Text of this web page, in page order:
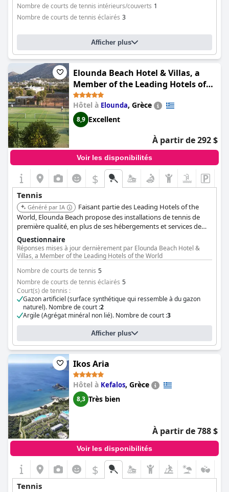
Nombre de courts de tennis intérieurs/couverts 1
Nombre de courts de tennis éclairés 3
Afficher plus
Elounda Beach Hotel & Villas, a
Member of the Leading Hotels of
the World
Hôtel à Elounda, Grèce
8,9 Excellent
À partir de 292 $
Voir les disponibilités
$
Tennis
Généré par IA
Faisant partie des Leading Hotels of the
World, Elounda Beach propose des installations de tennis de
première qualité, en plus de ses hébergements et services de
luxe. La réputation de l'hôtel garantit une expérience haut de
gamme.
Questionnaire
Réponses mises à jour dernièrement par Elounda Beach Hotel &
Villas, a Member of the Leading Hotels of the World
Nombre de courts de tennis 5
Nombre de courts de tennis éclairés 5
Court(s) de tennis :
Gazon artificiel (surface synthétique qui ressemble à du gazon
naturel). Nombre de court :2
Argile (Agrégat minéral non lié). Nombre de court :3
Afficher plus
Ikos Aria
Hôtel à Kefalos, Grèce
8,3 Très bien
À partir de 788 $
Voir les disponibilités
$
Tennis